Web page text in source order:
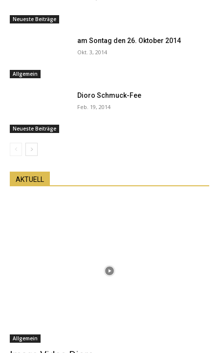
Neueste Beiträge
Allgemein
am Sontag den 26. Oktober 2014
Okt. 3, 2014
Neueste Beiträge
Dioro Schmuck-Fee
Feb. 19, 2014
AKTUELL
Allgemein